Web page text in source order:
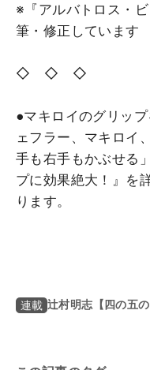
※『アルバトロス・
筆・修正しています
◇ ◇ ◇
●マキロイのグリッ
ェフラー、マキロ
手も右手もかぶせる
プに効果絶大！』を
ります。
連載 辻村明志【四の五